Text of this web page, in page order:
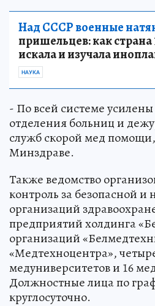
Над СССР военные
пришельцев: как страна
искала и изучала
НАУКА
- По всей системе
отделения больниц и
служб скорой мед
Минздраве.
Также ведомство
контроль за безопасной
организаций
предприятий холдинга
организаций
«Медтехноцентра»,
медуниверситетов и 16
Должностные лица по
круглосуточно.